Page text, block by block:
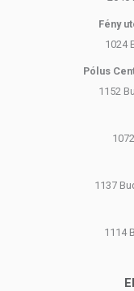
használatot!
Fény
1024
Pólus
1152
1137
1114